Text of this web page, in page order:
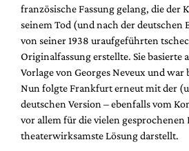
Newsletter
Redaktion
Autor:innen
Partner
Mediadaten
Suche
französische Fassung gelang, die der
seinem Tod (und nach der deutschen
von seiner 1938 uraufgeführten
Originalfassung erstellte. Sie basierte
Vorlage von Georges Neveux und
Nun folgte Frankfurt erneut mit der
deutschen Version – ebenfalls vom
vor allem für die vielen gesprochenen
theaterwirksamste Lösung darstellt.